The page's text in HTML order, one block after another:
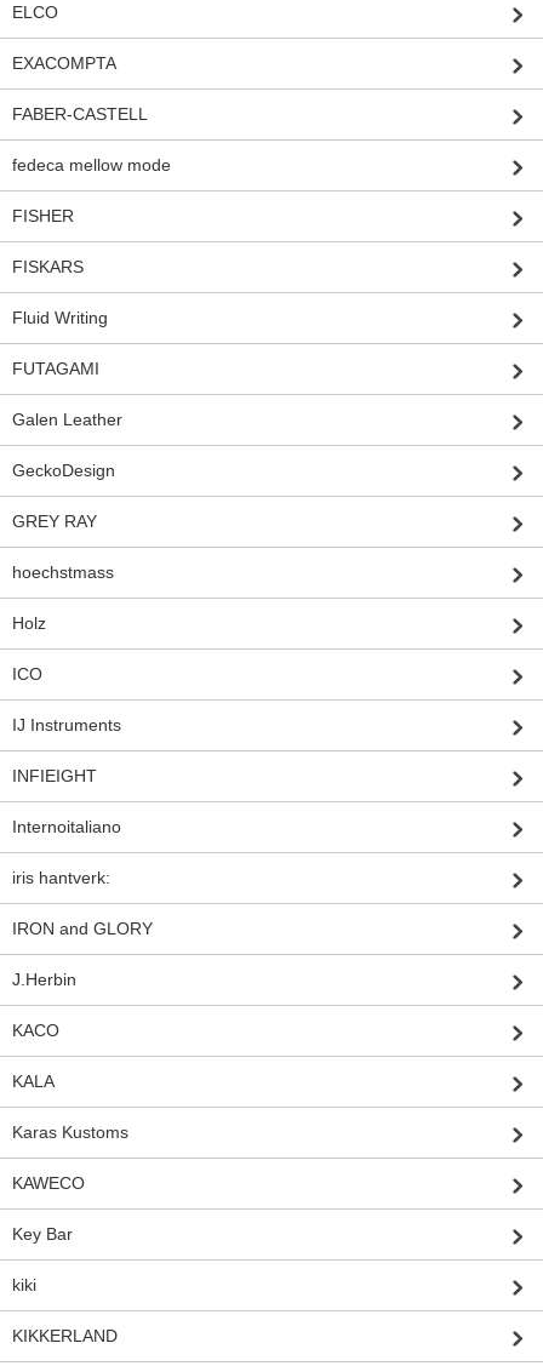
ELCO
EXACOMPTA
FABER-CASTELL
fedeca mellow mode
FISHER
FISKARS
Fluid Writing
FUTAGAMI
Galen Leather
GeckoDesign
GREY RAY
hoechstmass
Holz
ICO
IJ Instruments
INFIEIGHT
Internoitaliano
iris hantverk:
IRON and GLORY
J.Herbin
KACO
KALA
Karas Kustoms
KAWECO
Key Bar
kiki
KIKKERLAND